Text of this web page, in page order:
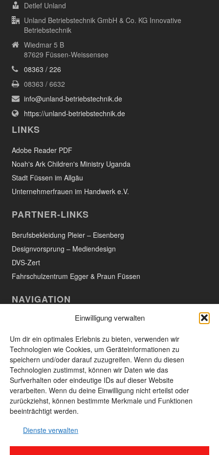
Einwilligung verwalten
Um dir ein optimales Erlebnis zu bieten, verwenden wir
Technologien wie Cookies, um Geräteinformationen zu
speichern und/oder darauf zuzugreifen. Wenn du diesen
Technologien zustimmst, können wir Daten wie das
Surfverhalten oder eindeutige IDs auf dieser Website
verarbeiten. Wenn du deine Einwilligung nicht erteilst oder
zurückziehst, können bestimmte Merkmale und Funktionen
beeinträchtigt werden.
Dienste verwalten
Detlef Unland
Unland Betriebstechnik GmbH & Co. KG Innovative
Betriebstechnik
Wiedmar 5 B
87629 Füssen-Weissensee
08363 / 226
08363 / 6632
info@unland-betriebstechnik.de
https://unland-betriebstechnik.de
LINKS
Adobe Reader PDF
Noah's Ark Children's Ministry Uganda
Stadt Füssen im Allgäu
Unternehmerfrauen im Handwerk e.V.
PARTNER-LINKS
Berufsbekleidung Pleier – Eisenberg
Designvorsprung – Mediendesign
DVS-Zert
Fahrschulzentrum Egger & Praun Füssen
NAVIGATION
Aktuelles
Das Unternehmen
Leistungen und Produkte
Unsere Produkte
Kontakt
Seitenübersicht